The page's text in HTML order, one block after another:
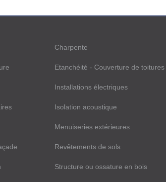
Charpente
Etanchéité - Couverture de toitures
Installations électriques
Isolation acoustique
Menuiseries extérieures
Revêtements de sols
Structure ou ossature en bois